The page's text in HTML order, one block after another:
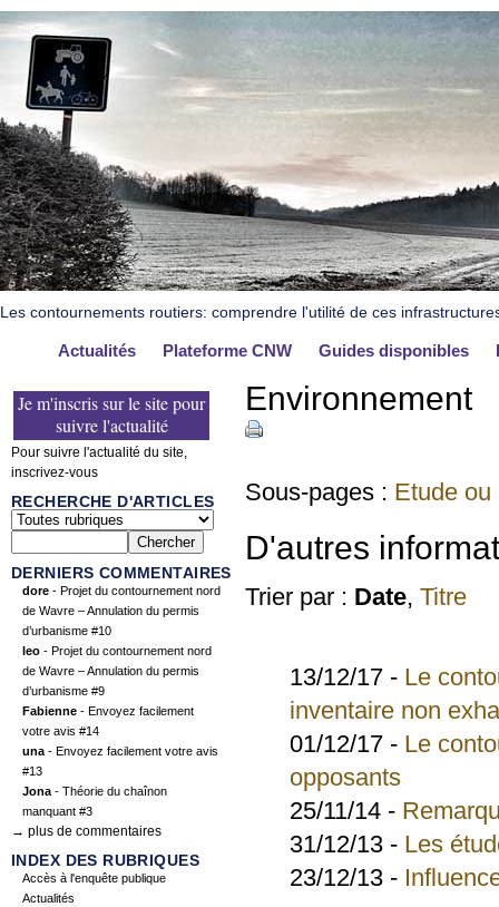
Les contournements routiers: comprendre l'utilité de ces
Actualités Plateforme CNW Guides disponibles
Je m'inscris sur le site pour
suivre l'actualité
Pour suivre l'actualité du site,
inscrivez-vous
RECHERCHE D'ARTICLES
DERNIERS COMMENTAIRES
dore - Projet du contournement nord
de Wavre – Annulation du permis
d’urbanisme #10
leo - Projet du contournement nord
de Wavre – Annulation du permis
d’urbanisme #9
Fabienne - Envoyez facilement
votre avis #14
una - Envoyez facilement votre avis
#13
Jona - Théorie du chaînon
manquant #3
→ plus de commentaires
INDEX DES RUBRIQUES
Accès à l'enquête publique
Actualités
Environnement
Sous-pages : Etude ou
D'autres
Trier par : Date, Titre
13/12/17 - Le
inventaire non
01/12/17 - Le
opposants
25/11/14 -
31/12/13 - Les
23/12/13 -